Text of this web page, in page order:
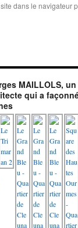
dans le navigateur
MAILLOLS, un
qui a